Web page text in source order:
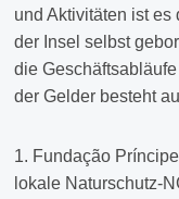
und Aktivitäten ist
der Insel selbst
die
der Gelder besteht
1. Fundação
lokale Naturschutz-